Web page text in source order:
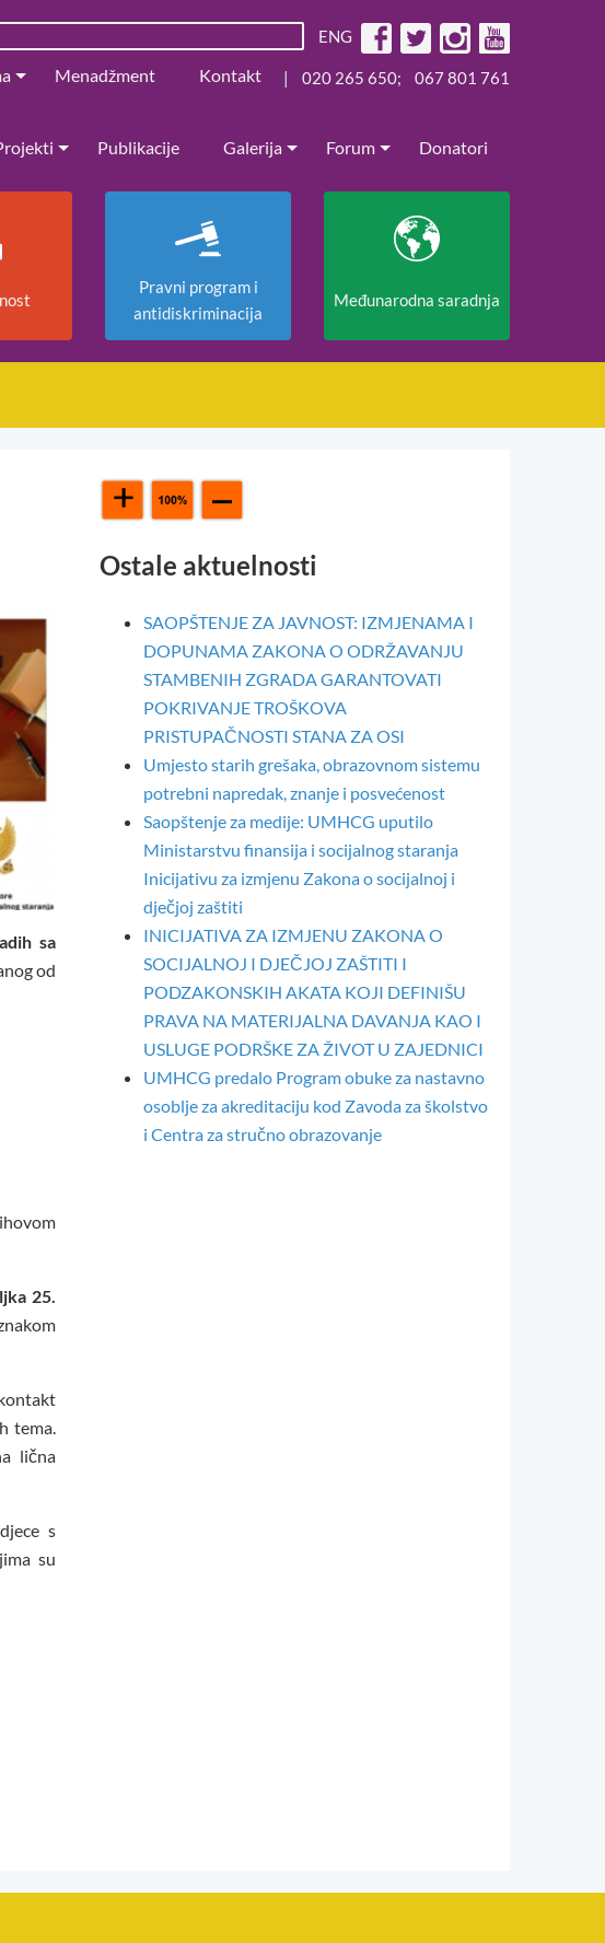
ENG
Menadžment Kontakt | 020 265 650; 067 801 761
Publikacije Galerija Forum Donatori
Pravni program i
antidiskriminacija
Međunarodna saradnja
sa
od
25.
tema.
lična
s
su
Ostale aktuelnosti
SAOPŠTENJE ZA JAVNOST: IZMJENAMA I
DOPUNAMA ZAKONA O ODRŽAVANJU
STAMBENIH ZGRADA GARANTOVATI
POKRIVANJE TROŠKOVA
PRISTUPAČNOSTI STANA ZA OSI
Umjesto starih grešaka, obrazovnom sistemu
potrebni napredak, znanje i posvećenost
Saopštenje za medije: UMHCG uputilo
Ministarstvu finansija i socijalnog staranja
Inicijativu za izmjenu Zakona o socijalnoj i
dječjoj zaštiti
INICIJATIVA ZA IZMJENU ZAKONA O
SOCIJALNOJ I DJEČJOJ ZAŠTITI I
PODZAKONSKIH AKATA KOJI DEFINIŠU
PRAVA NA MATERIJALNA DAVANJA KAO I
USLUGE PODRŠKE ZA ŽIVOT U ZAJEDNICI
UMHCG predalo Program obuke za nastavno
osoblje za akreditaciju kod Zavoda za školstvo
i Centra za stručno obrazovanje